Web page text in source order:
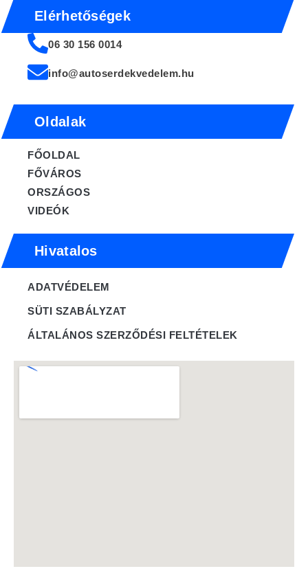
Elérhetőségek
06 30 156 0014
info@autoserdekvedelem.hu
FŐOLDAL
FŐVÁROS
ORSZÁGOS
VIDEÓK
Oldalak
ADATVÉDELEM
SÜTI SZABÁLYZAT
ÁLTALÁNOS SZERZŐDÉSI FELTÉTELEK
Hivatalos